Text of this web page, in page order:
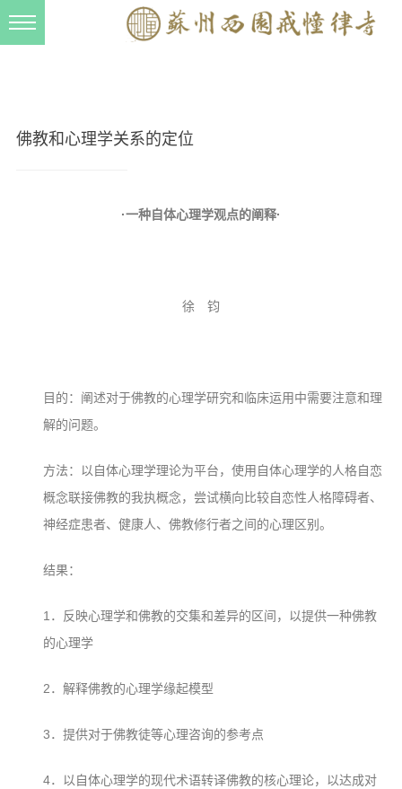
音频视频
助印功德
义工家园
观世音热线
观自在禅修营
教理研究
学报论集
佛教和心理学关系的定位
·一种自体心理学观点的阐释·
徐 钧
目的：阐述对于佛教的心理学研究和临床运用中需要注意和理
解的问题。
方法：以自体心理学理论为平台，使用自体心理学的人格自恋
概念联接佛教的我执概念，尝试横向比较自恋性人格障碍者、
神经症患者、健康人、佛教修行者之间的心理区别。
结果：
1．反映心理学和佛教的交集和差异的区间，以提供一种佛教
的心理学
2．解释佛教的心理学缘起模型
3．提供对于佛教徒等心理咨询的参考点
4．以自体心理学的现代术语转译佛教的核心理论，以达成对